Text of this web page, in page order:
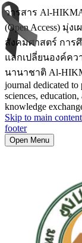
วารสาร Al-
(Open Access) มุ่
สังคมศาสตร์ การ
แลกเปลี่ยนองค์คว
นานาชาติ Al-
journal dedicated to
sciences,
knowledge
Skip to main content
footer
Open Menu